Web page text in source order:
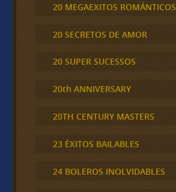
20 MEGAEXITOS ROMÁNTICOS
20 SECRETOS DE AMOR
20 SUPER SUCESSOS
20th ANNIVERSARY
20TH CENTURY MASTERS
23 ÉXITOS BAILABLES
24 BOLEROS INOLVIDABLES